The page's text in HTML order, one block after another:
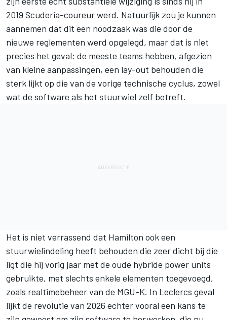
2019 Scuderia-coureur werd. Natuurlijk zou je kunnen
aannemen dat dit een noodzaak was die door de
nieuwe reglementen werd opgelegd, maar dat is niet
precies het geval: de meeste teams hebben, afgezien
van kleine aanpassingen, een lay-out behouden die
sterk lijkt op die van de vorige technische cyclus, zowel
wat de software als het stuurwiel zelf betreft.
Het is niet verrassend dat Hamilton ook een
stuurwielindeling heeft behouden die zeer dicht bij die
ligt die hij vorig jaar met de oude hybride power units
gebruikte, met slechts enkele elementen toegevoegd,
zoals realtimebeheer van de MGU-K. In Leclercs geval
lijkt de revolutie van 2026 echter vooral een kans te